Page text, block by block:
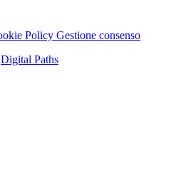
Policy Gestione consenso
Digital Paths